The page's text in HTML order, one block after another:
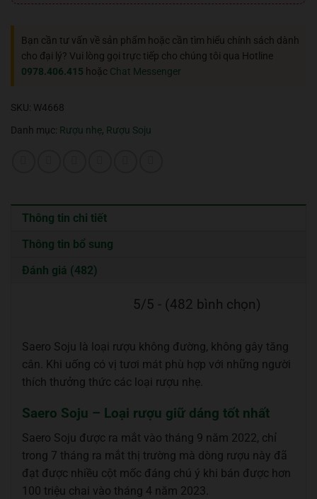
Bạn cần tư vấn về sản phẩm hoặc cần tìm hiểu chính sách dành
cho đại lý? Vui lòng gọi trực tiếp cho chúng tôi qua Hotline
0978.406.415 hoặc Chat Messenger
SKU: W4668
Danh mục: Rượu nhẹ, Rượu Soju
Thông tin chi tiết
Thông tin bổ sung
Đánh giá (482)
5/5 - (482 bình chọn)
Saero Soju là loại rượu không đường, không gây tăng
cân. Khi uống có vị tươi mát phù hợp với những người
thích thưởng thức các loại rượu nhẹ.
Saero Soju – Loại rượu giữ dáng tốt nhất
Saero Soju được ra mắt vào tháng 9 năm 2022, chỉ
trong 7 tháng ra mắt thị trường mà dòng rượu này đã
đạt được nhiều cột mốc đáng chú ý khi bán được hơn
100 triệu chai vào tháng 4 năm 2023.